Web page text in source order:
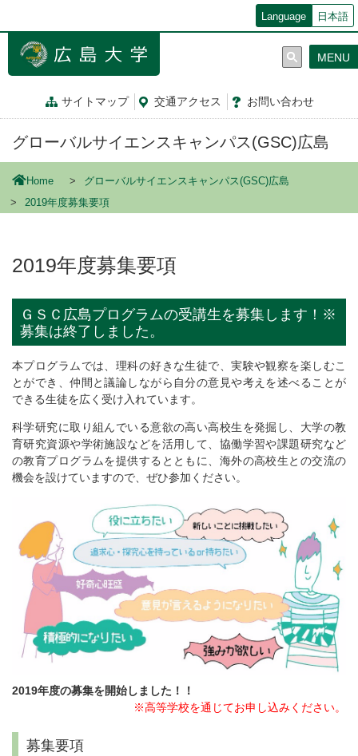
ン
Language 日本語
サイトマップ 交通アクセス お問い合わせ
MENU
グローバルサイエンスキャンパス(GSC)広島
Home
グローバルサイエンスキャンパス(GSC)広島
2019年度募集要項
2019年度募集要項
ＧＳＣ広島プログラムの受講生を募集します！※
募集は終了しました。
本プログラムでは、理科の好きな生徒で、実験や観察を楽しむこ
とができ、仲間と議論しながら自分の意見や考えを述べることが
できる生徒を広く受け入れています。
科学研究に取り組んでいる意欲の高い高校生を発掘し、大学の教
育研究資源や学術施設などを活用して、協働学習や課題研究など
の教育プログラムを提供するとともに、海外の高校生との交流の
機会を設けていますので、ぜひ参加ください。
2019年度の募集を開始しました！！
※高等学校を通じてお申し込みください。
募集要項